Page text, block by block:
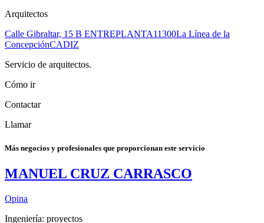
Arquitectos
Calle Gibraltar, 15 B ENTREPLANTA11300La Línea de la
ConcepciónCADIZ
Servicio de arquitectos.
Cómo ir
Contactar
Llamar
Más negocios y profesionales que proporcionan este servicio
MANUEL CRUZ CARRASCO
Opina
Ingeniería: proyectos